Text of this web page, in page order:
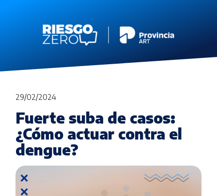
29/02/2024
Fuerte suba de casos:
¿Cómo actuar contra el
dengue?